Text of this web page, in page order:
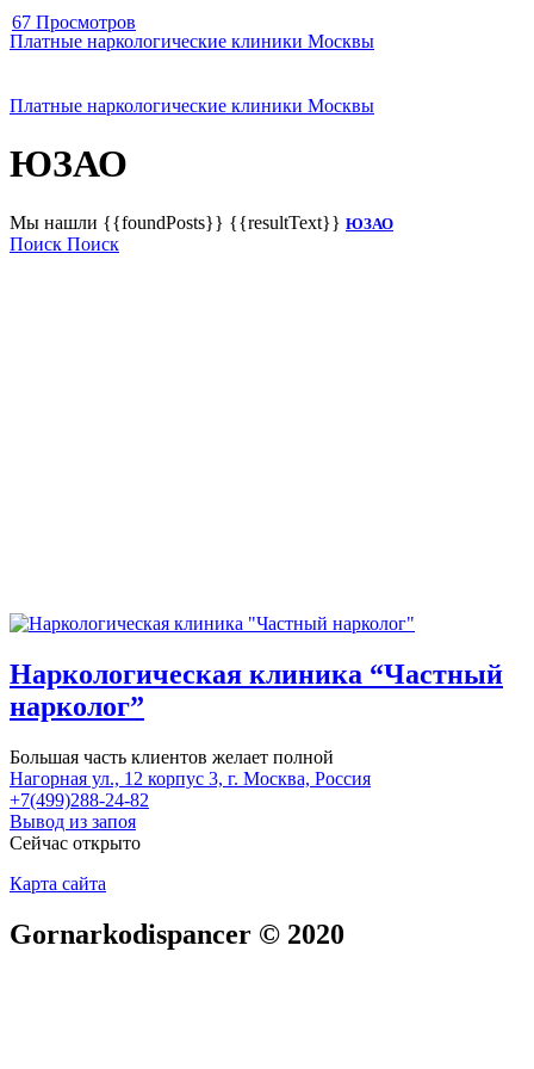
Платные наркологические клиники Москвы
Платные наркологические клиники Москвы
ЮЗАО
Мы нашли {{foundPosts}} {{resultText}} ЮЗАО
Поиск Поиск
67 Просмотров
Наркологическая клиника “Частный
нарколог”
Большая часть клиентов желает полной
Нагорная ул., 12 корпус 3, г. Москва, Россия
+7(499)288-24-82
Вывод из запоя
Сейчас открыто
Карта сайта
Gornarkodispancer © 2020